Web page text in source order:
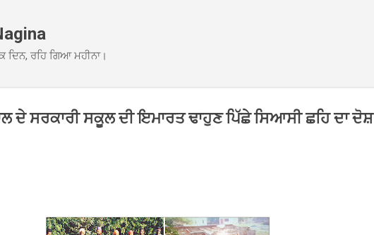
ਰਹਿ ਗਿਆ ਮਹੀਨਾ।
ਦੇ ਸਰਕਾਰੀ ਸਕੂਲ ਦੀ ਇਮਾਰਤ ਢਾਹੁਣ ਪਿੱਛੇ ਸਿਆਸੀ ਛਹਿ ਦਾ ਦੋਸ਼